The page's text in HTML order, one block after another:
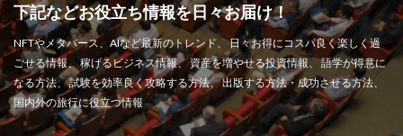
下記などお役立ち情報を日々お届け！
NFTやメタバース、AIなど最新のトレンド、 日々お得にコスパ良く楽しく過
ごせる情報、 稼げるビジネス情報、 資産を増やせる投資情報、 語学が得意に
なる方法、 試験を効率良く攻略する方法、 出版する方法・成功させる方法、
国内外の旅行に役立つ情報